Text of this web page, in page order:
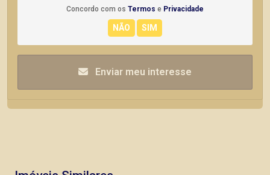
Concordo com os Termos e Privacidade
Enviar meu interesse